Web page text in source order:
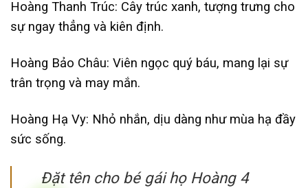
Hoàng Thanh Trúc: Cây trúc xanh, tượng trưng cho
sự ngay thẳng và kiên định.
Hoàng Bảo Châu: Viên ngọc quý báu, mang lại sự
trân trọng và may mắn.
Hoàng Hạ Vy: Nhỏ nhắn, dịu dàng như mùa hạ đầy
sức sống.
Đặt tên cho bé gái họ Hoàng 4